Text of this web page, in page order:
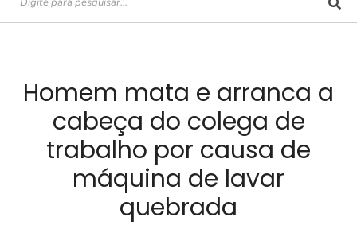
Homem mata e arranca a
cabeça do colega de
trabalho por causa de
máquina de lavar
quebrada